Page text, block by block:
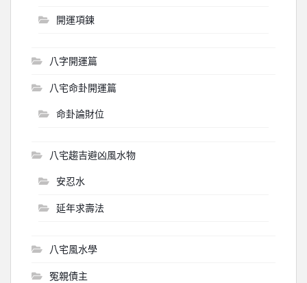
開運項鍊
八字開運篇
八宅命卦開運篇
命卦論財位
八宅趨吉避凶風水物
安忍水
延年求壽法
八宅風水學
冤親債主